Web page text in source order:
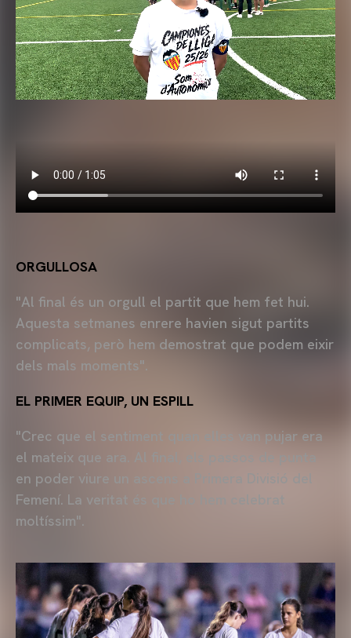
ORGULLOSA
"Al final és un orgull el partit que hem fet hui.
Aquesta setmanes enrere havien sigut partits
complicats, però hem demostrat que podem eixir
dels mals moments".
EL PRIMER EQUIP, UN ESPILL
"Crec que el sentiment quan elles van pujar era
el mateix que ara. Al final, els passos de punta
en poder viure un ascens a Primera Divisió del
Femení. La veritat és que ho hem celebrat
moltíssim".